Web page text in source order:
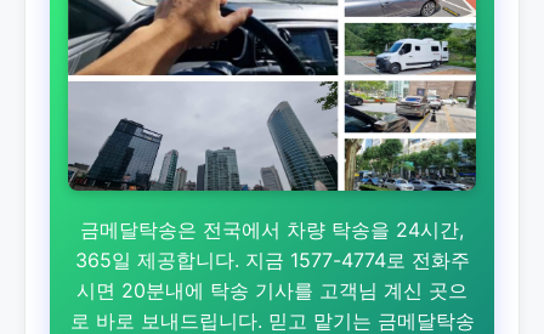
금메달탁송은 전국에서 차량 탁송을 24시간,
365일 제공합니다. 지금 1577-4774로 전화주
시면 20분내에 탁송 기사를 고객님 계신 곳으
로 바로 보내드립니다. 믿고 맡기는 금메달탁송